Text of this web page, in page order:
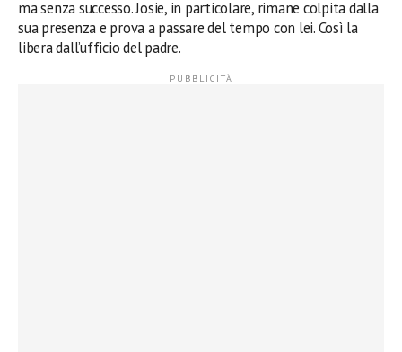
ma senza successo. Josie, in particolare, rimane colpita dalla
sua presenza e prova a passare del tempo con lei. Così la
libera dall’ufficio del padre.